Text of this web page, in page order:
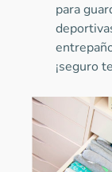
para
¡seguro